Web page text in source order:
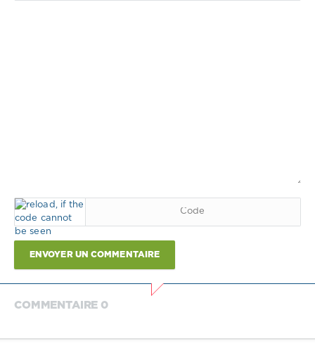
ENVOYER UN COMMENTAIRE
COMMENTAIRE 0